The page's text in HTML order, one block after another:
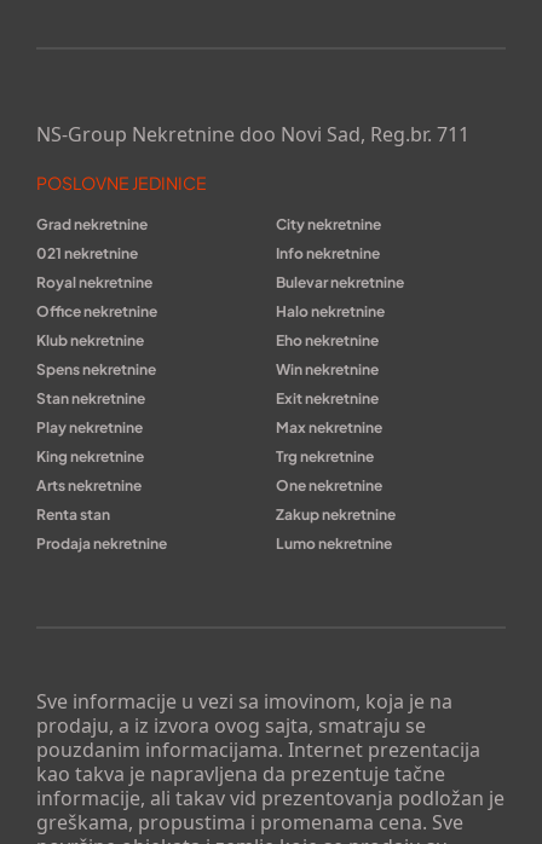
Sve informacije u vezi sa imovinom, koja je na
prodaju, a iz izvora ovog sajta, smatraju se
pouzdanim informacijama. Internet prezentacija
kao takva je napravljena da prezentuje tačne
informacije, ali takav vid prezentovanja podložan je
greškama, propustima i promenama cena. Sve
NS-Group Nekretnine doo Novi Sad, Reg.br. 711
POSLOVNE JEDINICE
Grad nekretnine
City nekretnine
021 nekretnine
Info nekretnine
Royal nekretnine
Bulevar nekretnine
Office nekretnine
Halo nekretnine
Klub nekretnine
Eho nekretnine
Spens nekretnine
Win nekretnine
Stan nekretnine
Exit nekretnine
Play nekretnine
Max nekretnine
King nekretnine
Trg nekretnine
Arts nekretnine
One nekretnine
Renta stan
Zakup nekretnine
Prodaja nekretnine
Lumo nekretnine